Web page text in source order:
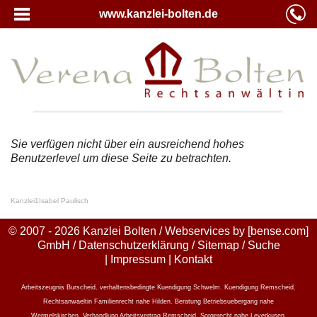
www.kanzlei-bolten.de
Sie verfügen nicht über ein ausreichend hohes
Benutzerlevel um diese Seite zu betrachten.
Kanzlei1 Isabel Paulisch
© 2007 - 2026 Kanzlei Bolten / Webservices by [bense.com]
GmbH / Datenschutzerklärung / Sitemap/ Suche
Impressum Kontakt
Arbeitszeugnis Burscheid verhaltensbedingte Kuendigung Schwelm Kuendigung Remscheid
Rechtsanwaeltin Familienrecht nahe Hilden
Beratung Betriebsuebergang nahe
Wermelskirchen, Verhandlung Arbeitsvertrag Remscheid Sorgerecht nahe Leverkusen,